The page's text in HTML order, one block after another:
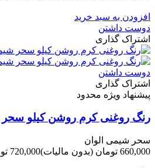
افزودن به سبد خرید
دوست داشتن
اشتراک گذاری
دوست داشتن
اشتراک گذاری
پیشنهاد ویژه محدود
رنگ روغنی کرم روشن کیلو سحر
سحر شیمی الوان
660,000 تومان
(بدون مالیات)720,000 تومان